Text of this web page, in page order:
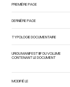
PREMIÈRE PAGE
DERNIÈRE PAGE
TYPOLOGIE DOCUMENTAIRE
URI DU MANIFEST IIIF DU VOLUME
CONTENANT LE DOCUMENT
MODIFIÉ LE